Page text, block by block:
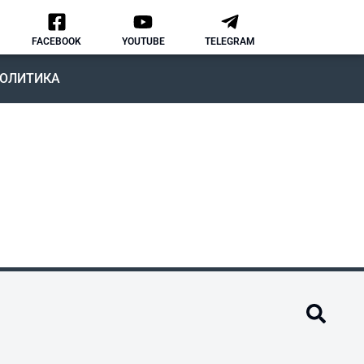
FACEBOOK YOUTUBE TELEGRAM